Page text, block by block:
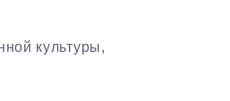
культуры,